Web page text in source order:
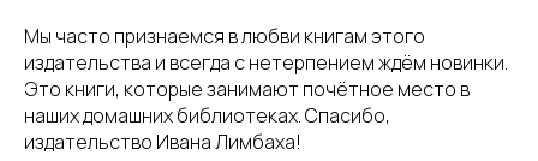
Мы часто признаемся в любви книгам этого
издательства и всегда с нетерпением ждём новинки.
Это книги, которые занимают почётное место в
наших домашних библиотеках. Спасибо,
издательство Ивана Лимбаха!